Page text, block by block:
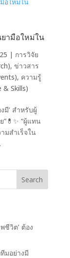
ยามือใหม่ใน
| การวิจัย
, ข่าวสาร
, ความรู้
Skills)
มี’ สำหรับผู้
“ผู้แทน
มสำเร็จใน
Search
ชีวิต’ ต้อง
มอย่างมี